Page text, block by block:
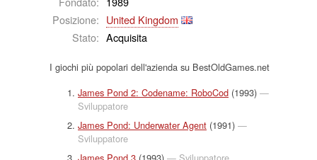
Posizione: United Kingdom
Stato: Acquisita
I giochi più popolari dell'azienda su BestOldGames.net
James Pond 2: Codename: RoboCod (1993) —
Sviluppatore
James Pond: Underwater Agent (1991) —
Sviluppatore